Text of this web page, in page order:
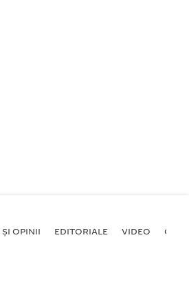
OPINII EDITORIALE VIDEO